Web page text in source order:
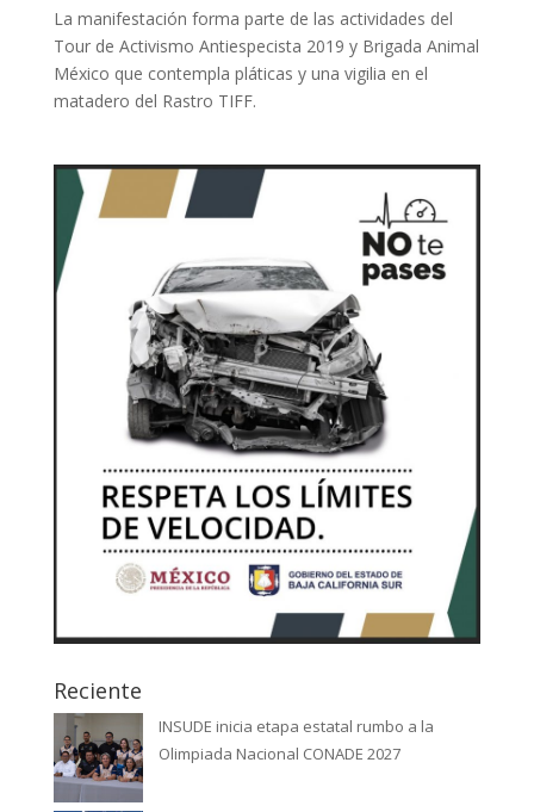
La manifestación forma parte de las actividades del
Tour de Activismo Antiespecista 2019 y Brigada Animal
México que contempla pláticas y una vigilia en el
matadero del Rastro TIFF.
Reciente
INSUDE inicia etapa estatal rumbo a la
Olimpiada Nacional CONADE 2027